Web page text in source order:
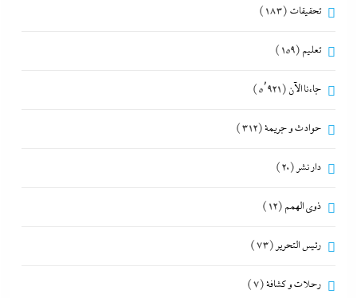
تحقيقات (183)
تعليم (159)
جاءنا الآن (5٬921)
حوادث و جريمة(312)
دار نشر (20)
ذوى الهمم (12)
رئيس التحرير (73)
رحلات و كشافة(7)